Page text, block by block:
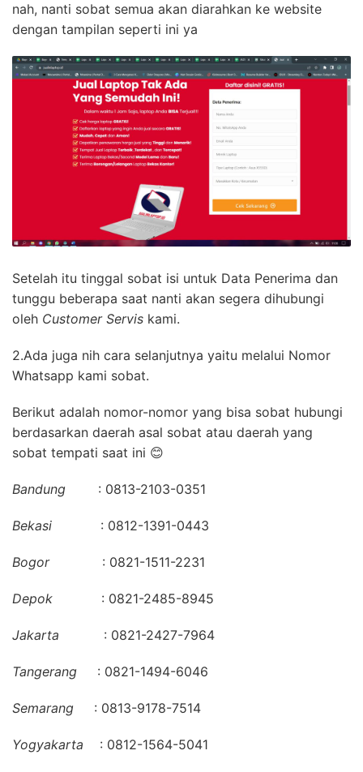
nah, nanti sobat semua akan diarahkan ke website
dengan tampilan seperti ini ya
Setelah itu tinggal sobat isi untuk Data Penerima dan
tunggu beberapa saat nanti akan segera dihubungi
oleh Customer Servis kami.
2.Ada juga nih cara selanjutnya yaitu melalui Nomor
Whatsapp kami sobat.
Berikut adalah nomor-nomor yang bisa sobat hubungi
berdasarkan daerah asal sobat atau daerah yang
sobat tempati saat ini 😊
Bandung : 0813-2103-0351
Bekasi : 0812-1391-0443
Bogor : 0821-1511-2231
Depok : 0821-2485-8945
Jakarta : 0821-2427-7964
Tangerang : 0821-1494-6046
Semarang : 0813-9178-7514
Yogyakarta : 0812-1564-5041